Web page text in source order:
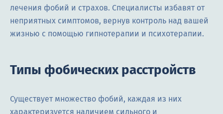
лечения фобий и страхов. Специалисты избавят от
неприятных симптомов, вернув контроль над вашей
жизнью с помощью гипнотерапии и психотерапии.
Типы фобических расстройств
Существует множество фобий, каждая из них
характеризуется наличием сильного и